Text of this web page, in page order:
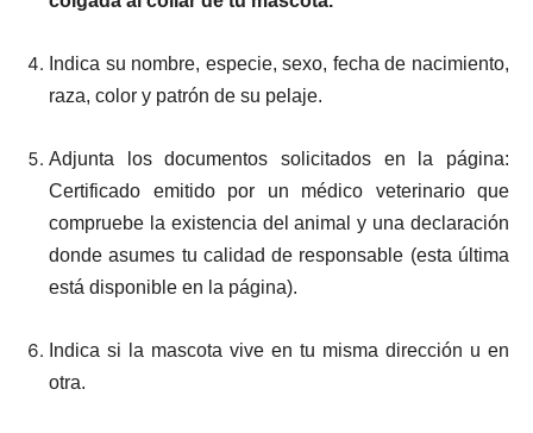
Indica su nombre, especie, sexo, fecha de nacimiento,
raza, color y patrón de su pelaje.
Adjunta los documentos solicitados en la página:
Certificado emitido por un médico veterinario que
compruebe la existencia del animal y una declaración
donde asumes tu calidad de responsable (esta última
está disponible en la página).
Indica si la mascota vive en tu misma dirección u en
otra.